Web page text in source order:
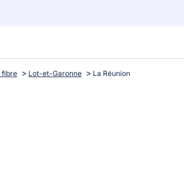
fibre Lot-et-Garonne La Réunion